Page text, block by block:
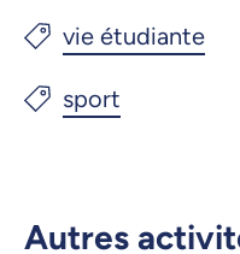
Autres